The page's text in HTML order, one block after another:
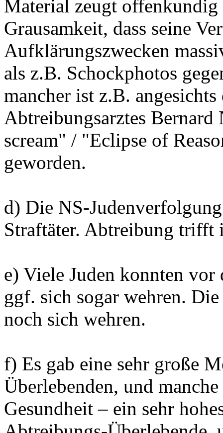
Material zeugt
Grausamkeit, dass seine
Aufklärungszwecken
als z.B. Schockphotos
mancher ist z.B.
Abtreibungsarztes
scream" / "Eclipse of
geworden.
d) Die NS-
Straftäter. Abtreibung trifft
e) Viele Juden konnten
ggf. sich sogar wehren.
noch sich wehren.
f) Es gab eine sehr große
Überlebenden, und
Gesundheit – ein sehr